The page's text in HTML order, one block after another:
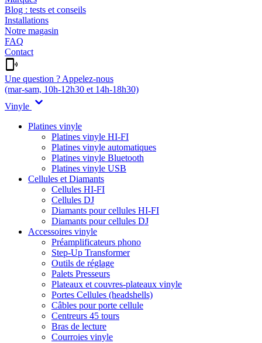
Blog : tests et conseils
Installations
Notre magasin
FAQ
Contact
Une question ? Appelez-nous
(mar-sam, 10h-12h30 et 14h-18h30)
Vinyle
Platines vinyle
Platines vinyle HI-FI
Platines vinyle automatiques
Platines vinyle Bluetooth
Platines vinyle USB
Cellules et Diamants
Cellules HI-FI
Cellules DJ
Diamants pour cellules HI-FI
Diamants pour cellules DJ
Accessoires vinyle
Préamplificateurs phono
Step-Up Transformer
Outils de réglage
Palets Presseurs
Plateaux et couvres-plateaux vinyle
Portes Cellules (headshells)
Câbles pour porte cellule
Centreurs 45 tours
Bras de lecture
Courroies vinyle